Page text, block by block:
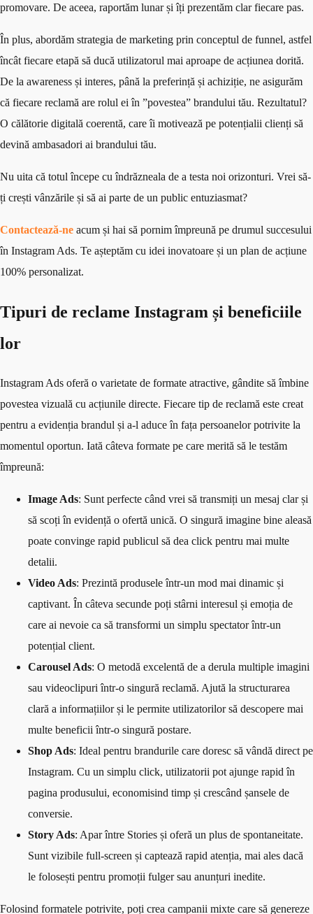
promovare. De aceea, raportăm lunar și îți prezentăm clar fiecare pas.
În plus, abordăm strategia de marketing prin conceptul de funnel, astfel
încât fiecare etapă să ducă utilizatorul mai aproape de acțiunea dorită.
De la awareness și interes, până la preferință și achiziție, ne asigurăm
că fiecare reclamă are rolul ei în ”povestea” brandului tău. Rezultatul?
O călătorie digitală coerentă, care îi motivează pe potențialii clienți să
devină ambasadori ai brandului tău.
Nu uita că totul începe cu îndrăzneala de a testa noi orizonturi. Vrei să-
ți crești vânzările și să ai parte de un public entuziasmat?
Contactează-ne acum și hai să pornim împreună pe drumul succesului
în Instagram Ads. Te așteptăm cu idei inovatoare și un plan de acțiune
100% personalizat.
Tipuri de reclame Instagram și beneficiile
lor
Instagram Ads oferă o varietate de formate atractive, gândite să îmbine
povestea vizuală cu acțiunile directe. Fiecare tip de reclamă este creat
pentru a evidenția brandul și a-l aduce în fața persoanelor potrivite la
momentul oportun. Iată câteva formate pe care merită să le testăm
împreună:
Image Ads: Sunt perfecte când vrei să transmiți un mesaj clar și
să scoți în evidență o ofertă unică. O singură imagine bine aleasă
poate convinge rapid publicul să dea click pentru mai multe
detalii.
Video Ads: Prezintă produsele într-un mod mai dinamic și
captivant. În câteva secunde poți stârni interesul și emoția de
care ai nevoie ca să transformi un simplu spectator într-un
potențial client.
Carousel Ads: O metodă excelentă de a derula multiple imagini
sau videoclipuri într-o singură reclamă. Ajută la structurarea
clară a informațiilor și le permite utilizatorilor să descopere mai
multe beneficii într-o singură postare.
Shop Ads: Ideal pentru brandurile care doresc să vândă direct pe
Instagram. Cu un simplu click, utilizatorii pot ajunge rapid în
pagina produsului, economisind timp și crescând șansele de
conversie.
Story Ads: Apar între Stories și oferă un plus de spontaneitate.
Sunt vizibile full-screen și captează rapid atenția, mai ales dacă
le folosești pentru promoții fulger sau anunțuri inedite.
Folosind formatele potrivite, poți crea campanii mixte care să genereze